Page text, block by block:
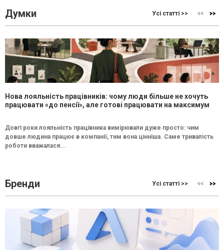
Думки Усі статті >>
Нова лояльність працівників: чому люди більше не хочуть
працювати «до пенсії», але готові працювати на максимум
Довгі роки лояльність працівника вимірювали дуже просто: чим
довше людина працює в компанії, тим вона цінніша. Саме тривалість
роботи вважалася...
Бренди Усі статті >>